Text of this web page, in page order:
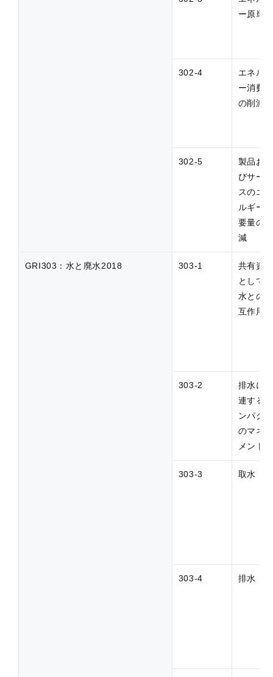
ー原単
302-4
エネル
ー消費
の削減
302-5
製品お
びサー
スのエ
ルギー
要量の
減
GRI303：水と廃水2018 303-1
共有資
として
水との
互作用
303-2
排水に
連する
ンパク
のマネ
メント
303-3 取水
303-4 排水